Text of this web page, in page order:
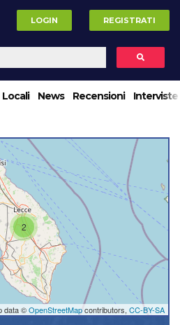
LOGIN REGISTRATI
Locali News Recensioni Interviste
2
data ©OpenStreetMapcontributors, CC-BY-SA